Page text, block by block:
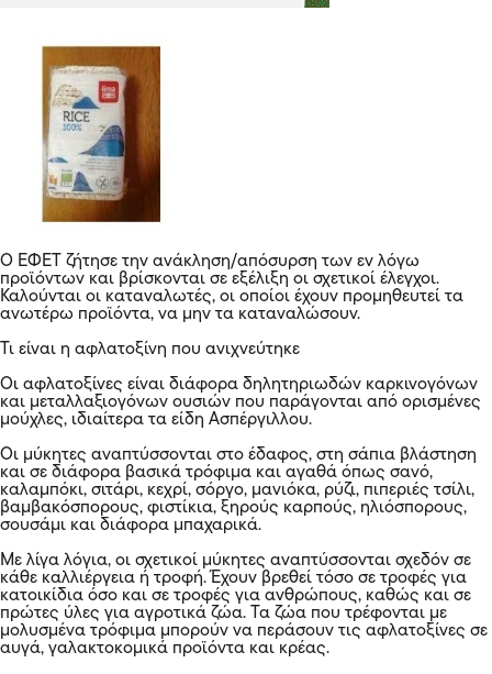
O ΕΦΕΤ ζήτησε την ανάκληση/απόσυρση των εν λόγω
προϊόντων και βρίσκονται σε εξέλιξη οι σχετικοί έλεγχοι.
Καλούνται οι καταναλωτές, οι οποίοι έχουν προμηθευτεί τα
ανωτέρω προϊόντα, να μην τα καταναλώσουν.
Τι είναι η αφλατοξίνη που ανιχνεύτηκε
Οι αφλατοξίνες είναι διάφορα δηλητηριωδών καρκινογόνων
και μεταλλαξιογόνων ουσιών που παράγονται από ορισμένες
μούχλες, ιδιαίτερα τα είδη Ασπέργιλλου.
Οι μύκητες αναπτύσσονται στο έδαφος, στη σάπια βλάστηση
και σε διάφορα βασικά τρόφιμα και αγαθά όπως σανό,
καλαμπόκι, σιτάρι, κεχρί, σόργο, μανιόκα, ρύζι, πιπεριές τσίλι,
βαμβακόσπορους, φιστίκια, ξηρούς καρπούς, ηλιόσπορους,
σουσάμι και διάφορα μπαχαρικά.
Με λίγα λόγια, οι σχετικοί μύκητες αναπτύσσονται σχεδόν σε
κάθε καλλιέργεια ή τροφή. Έχουν βρεθεί τόσο σε τροφές για
κατοικίδια όσο και σε τροφές για ανθρώπους, καθώς και σε
πρώτες ύλες για αγροτικά ζώα. Τα ζώα που τρέφονται με
μολυσμένα τρόφιμα μπορούν να περάσουν τις αφλατοξίνες σε
αυγά, γαλακτοκομικά προϊόντα και κρέας.